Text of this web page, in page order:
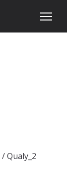
/Qualy_2